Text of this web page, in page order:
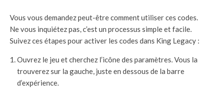
Vous vous demandez peut-être comment utiliser ces codes.
Ne vous inquiétez pas, c’est un processus simple et facile.
Suivez ces étapes pour activer les codes dans King Legacy :
Ouvrez le jeu et cherchez l’icône des paramètres. Vous la
trouverez sur la gauche, juste en dessous de la barre
d’expérience.